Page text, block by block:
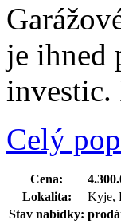
je ihned
investic.
Celý
Cena:
Lokalita:
Kyje,
Stav nabídky: